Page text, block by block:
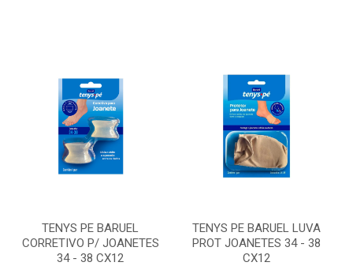
TENYS PE BARUEL
CORRETIVO P/ JOANETES
34 - 38 CX12
TENYS PE BARUEL LUVA
PROT JOANETES 34 - 38
CX12